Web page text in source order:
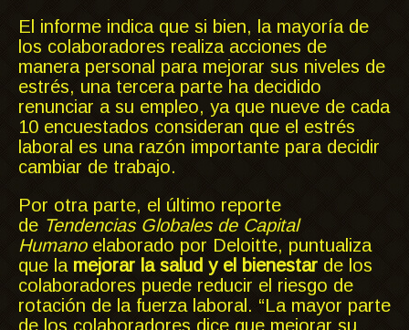
El informe indica que si bien, la mayoría de
los colaboradores realiza acciones de
manera personal para mejorar sus niveles de
estrés, una tercera parte ha decidido
renunciar a su empleo, ya que nueve de cada
10 encuestados consideran que el estrés
laboral es una razón importante para decidir
cambiar de trabajo.
Por otra parte, el último reporte
de Tendencias Globales de Capital
Humanoelaborado por Deloitte, puntualiza
que la mejorar la salud y el bienestar de los
colaboradores puede reducir el riesgo de
rotación de la fuerza laboral. “La mayor parte
de los colaboradores dice que mejorar su